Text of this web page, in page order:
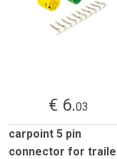
€ 6.03
carpoint 5 pin
connector for